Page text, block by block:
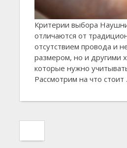
Критерии выбора
отличаются от
отсутствием провода и
размером, но и другими
которые нужно
Рассмотрим на что стоит